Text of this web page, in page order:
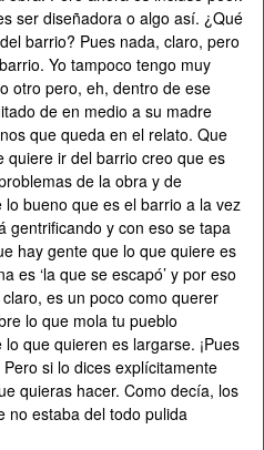
ser diseñadora o algo así. ¿Qué
barrio? Pues nada, claro, pero
Yo tampoco tengo muy
otro pero, eh, dentro de ese
de en medio a su madre
que queda en el relato. Que
quiere ir del barrio creo que es
de la obra y de
bueno que es el barrio a la vez
gentrificando y con eso se tapa
hay gente que lo que quiere es
es ‘la que se escapó’ y por eso
es un poco como querer
lo que mola tu pueblo
que quieren es largarse. ¡Pues
si lo dices explícitamente
quieras hacer. Como decía, los
no estaba del todo pulida